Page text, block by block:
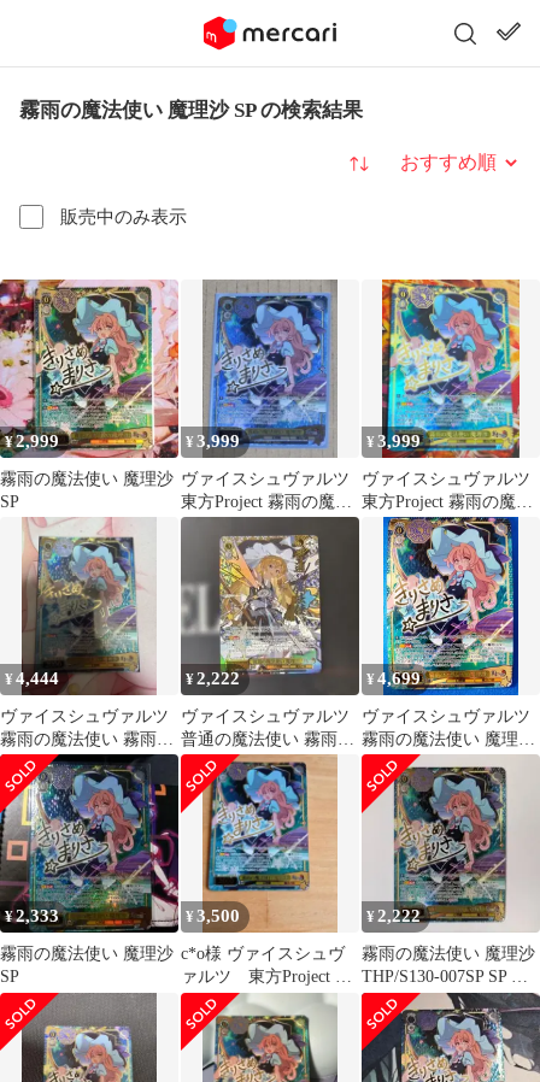
霧雨の魔法使い 魔理沙 SP の検索結果
販売中のみ表示
並び替え
¥2,999
霧雨の魔法使い 魔理沙
SP
¥3,999
ヴァイスシュヴァルツ
東方Project 霧雨の魔法
使い 魔理沙 SP
¥3,999
ヴァイスシュヴァルツ
東方Project 霧雨の魔法
使い 魔理沙 SP
¥4,444
ヴァイスシュヴァルツ
霧雨の魔法使い 霧雨魔
理沙 SP
¥2,222
ヴァイスシュヴァルツ
普通の魔法使い 霧雨魔
理沙 SR星3
¥4,699
ヴァイスシュヴァルツ
霧雨の魔法使い 魔理沙
SP 東方Project
THP/S130-007SP
¥2,333
霧雨の魔法使い 魔理沙
SP
¥3,500
c*o様 ヴァイスシュヴ
ァルツ 東方Project 霧
雨の魔法使い 魔理沙
SP
¥2,222
霧雨の魔法使い 魔理沙
THP/S130-007SP SP サ
イン